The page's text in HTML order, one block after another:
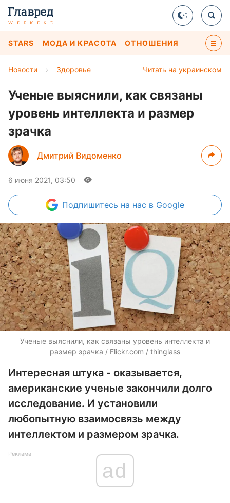
STARS МОДА И КРАСОТА ОТНОШЕНИЯ
Читать на украинском
Новости › Здоровье
Ученые выяснили, как связаны
уровень интеллекта и размер
зрачка
Дмитрий Видоменко
6 июня 2021, 03:50
Подпишитесь на нас в Google
Ученые выяснили, как связаны уровень интеллекта и
размер зрачка / Flickr.com / thinglass
Интересная штука - оказывается,
американские ученые закончили долго
исследование. И установили
любопытную взаимосвязь между
интеллектом и размером зрачка.
Реклама
ad